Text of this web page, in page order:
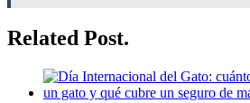
Related Post.